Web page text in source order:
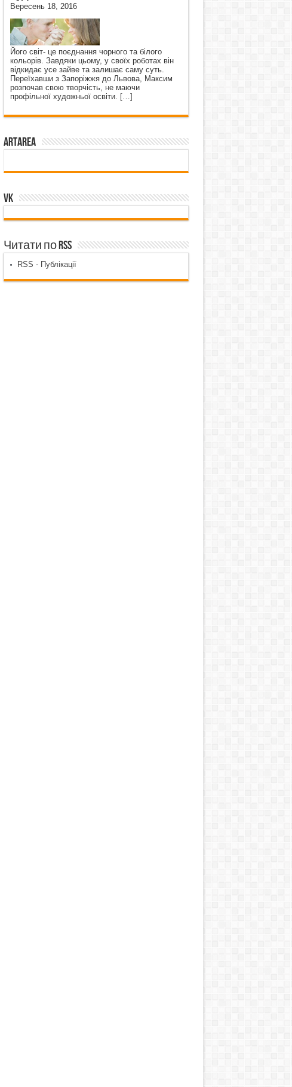
Вересень 18, 2016
Його світ- це поєднання чорного та білого
кольорів. Завдяки цьому, у своїх роботах він
відкидає усе зайве та залишає саму суть.
Переїхавши з Запоріжжя до Львова, Максим
розпочав свою творчість, не маючи
профільної художньої освіти. […]
ArtArea
VK
Читати по RSS
RSS - Публікації